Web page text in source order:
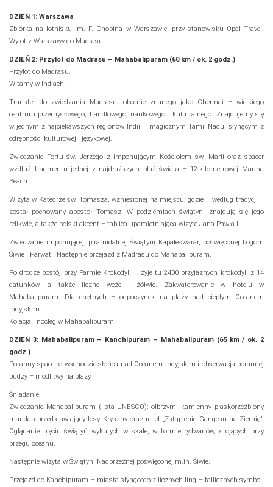
DZIEŃ 1: Warszawa
Zbiórka na lotnisku im. F. Chopina w Warszawie, przy stanowisku Opal Travel.
Wylot z Warszawy do Madrasu.
DZIEŃ 2: Przylot do Madrasu – Mahabalipuram (60 km / ok. 2 godz.)
Przylot do Madrasu.
Witamy w Indiach.
Transfer do zwiedzania Madrasu, obecnie znanego jako Chennai – wielkiego
centrum przemysłowego, handlowego, naukowego i kulturalnego. Znajdujemy się
w jednym z najciekawszych regionów Indii – magicznym Tamil Nadu, słynącym z
odrębności kulturowej i językowej.
Zwiedzanie Fortu św. Jerzego z imponującym Kościołem św. Marii oraz spacer
wzdłuż fragmentu jednej z najdłuższych plaż świata – 12-kilometrowej Marina
Beach.
Wizyta w Katedrze św. Tomasza, wzniesionej na miejscu, gdzie – według tradycji –
został pochowany apostoł Tomasz. W podziemiach świątyni znajdują się jego
relikwie, a także polski akcent – tablica upamiętniająca wizytę Jana Pawła II.
Zwiedzanie imponującej, piramidalnej Świątyni Kapaleśwarar, poświęconej bogom
Śiwie i Parwati. Następnie przejazd z Madrasu do Mahabalipuram.
Po drodze postój przy Farmie Krokodyli – żyje tu 2400 przyjaznych krokodyli z 14
gatunków, a także liczne węże i żółwie. Zakwaterowanie w hotelu w
Mahabalipuram. Dla chętnych – odpoczynek na plaży nad ciepłym Oceanem
Indyjskim.
Kolacja i nocleg w Mahabalipuram.
DZIEŃ 3: Mahabalipuram – Kanchipuram – Mahabalipuram (65 km / ok. 2
godz.)
Poranny spacer o wschodzie słońca nad Oceanem Indyjskim i obserwacja porannej
pudży – modlitwy na plaży.
Śniadanie.
Zwiedzanie Mahabalipuram (lista UNESCO): olbrzymi kamienny płaskorzeźbiony
mandap przedstawiający losy Kryszny oraz relief „Zstąpienie Gangesu na Ziemię”.
Oglądanie pięciu świątyń wykutych w skale, w formie rydwanów, stojących przy
brzegu oceanu.
Następnie wizyta w Świątyni Nadbrzeżnej poświęconej m.in. Śiwie.
Przejazd do Kanchipuram – miasta słynącego z licznych ling – fallicznych symboli